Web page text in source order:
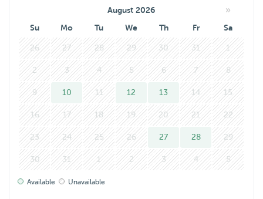
August 2026 »
Su Mo Tu We Th Fr Sa
26 27 28 29 30 31 1
2 3 4 5 6 7 8
9 10 11 12 13 14 15
16 17 18 19 20 21 22
23 24 25 26 27 28 29
30 31 1 2 3 4 5
Available Unavailable